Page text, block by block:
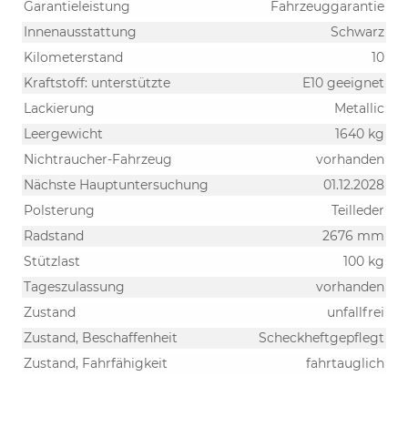
Garantieleistung
Fahrzeuggarantie
Innenausstattung
Schwarz
Kilometerstand
10
Kraftstoff: unterstützte
E10 geeignet
Lackierung
Metallic
Leergewicht
1640 kg
Nichtraucher-Fahrzeug
vorhanden
Nächste Hauptuntersuchung
01.12.2028
Polsterung
Teilleder
Radstand
2676 mm
Stützlast
100 kg
Tageszulassung
vorhanden
Zustand
unfallfrei
Zustand, Beschaffenheit
Scheckheftgepflegt
Zustand, Fahrfähigkeit
fahrtauglich